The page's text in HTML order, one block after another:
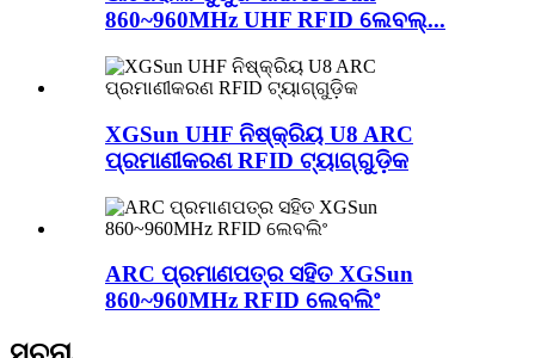
860~960MHz UHF RFID ଲେବଲ୍...
XGSun UHF ନିଷ୍କ୍ରିୟ U8 ARC
ପ୍ରମାଣୀକରଣ RFID ଟ୍ୟାଗ୍‌ଗୁଡ଼ିକ
ARC ପ୍ରମାଣପତ୍ର ସହିତ XGSun
860~960MHz RFID ଲେବଲିଂ